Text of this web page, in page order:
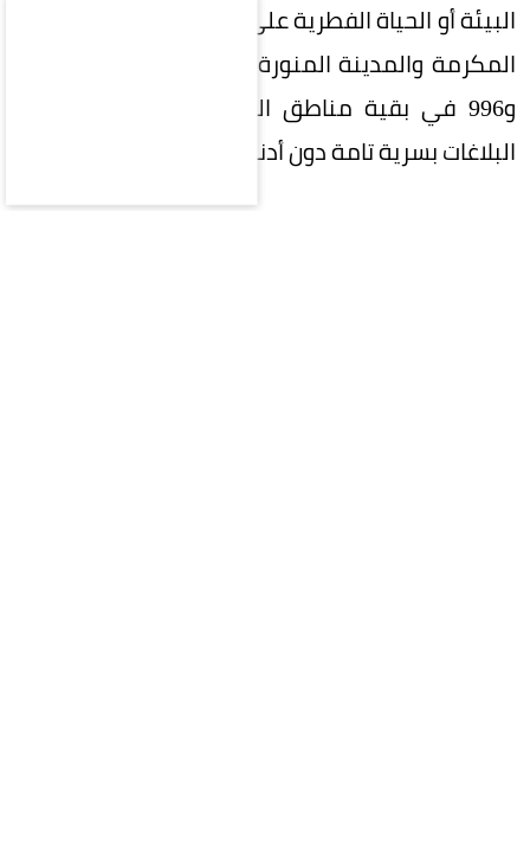
و996 في بقية مناطق المملكة، وستعامل جميع
البلاغات بسرية تامة دون أدنى مسؤولية على المبلّغ.